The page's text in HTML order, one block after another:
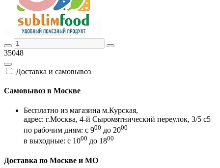
35048
Доставка и самовывоз
Самовывоз в Москве
Бесплатно из магазина м.Курская,
адрес: г.Москва, 4-й Сыромятнический переулок, 3/5 с5
по рабочим дням: с 900 до 2000
в выходные: с 1000 до 1800
Доставка по Москве и МО